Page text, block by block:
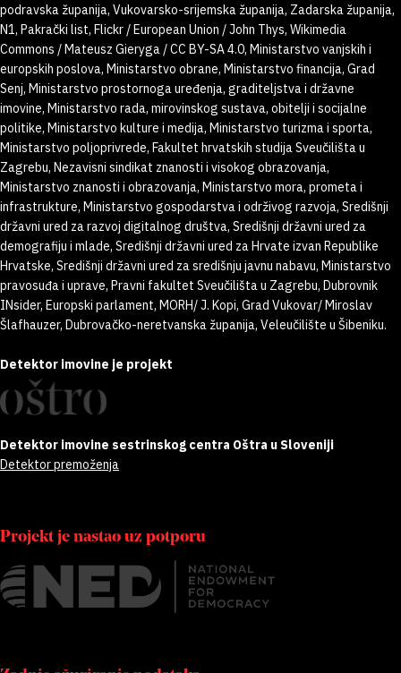
podravska županija, Vukovarsko-srijemska županija, Zadarska županija,
N1, Pakrački list, Flickr / European Union / John Thys, Wikimedia
Commons / Mateusz Gieryga / CC BY-SA 4.0, Ministarstvo vanjskih i
europskih poslova, Ministarstvo obrane, Ministarstvo financija, Grad
Senj, Ministarstvo prostornoga uređenja, graditeljstva i državne
imovine, Ministarstvo rada, mirovinskog sustava, obitelji i socijalne
politike, Ministarstvo kulture i medija, Ministarstvo turizma i sporta,
Ministarstvo poljoprivrede, Fakultet hrvatskih studija Sveučilišta u
Zagrebu, Nezavisni sindikat znanosti i visokog obrazovanja,
Ministarstvo znanosti i obrazovanja, Ministarstvo mora, prometa i
infrastrukture, Ministarstvo gospodarstva i održivog razvoja, Središnji
državni ured za razvoj digitalnog društva, Središnji državni ured za
demografiju i mlade, Središnji državni ured za Hrvate izvan Republike
Hrvatske, Središnji državni ured za središnju javnu nabavu, Ministarstvo
pravosuđa i uprave, Pravni fakultet Sveučilišta u Zagrebu, Dubrovnik
INsider, Europski parlament, MORH/ J. Kopi, Grad Vukovar/ Miroslav
Šlafhauzer, Dubrovačko-neretvanska županija, Veleučilište u Šibeniku.
Detektor imovine je projekt
Detektor imovine sestrinskog centra Oštra u Sloveniji
Detektor premoženja
Projekt je nastao uz potporu